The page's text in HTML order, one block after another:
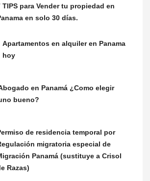
TIPS para Vender tu propiedad en
en solo 30 días.
Apartamentos en alquiler en Panama
hoy
en Panamá ¿Como elegir
bueno?
de residencia temporal por
migratoria especial de
Panamá (sustituye a Crisol
Razas)